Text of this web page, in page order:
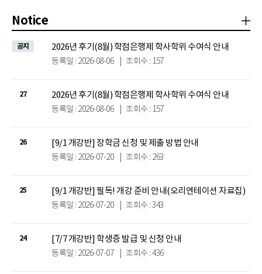
Notice 공
공지 2026년 후기(8월) 학점은행제 학사학위 수여식 안내
등록일 : 2026-08-06 조회수 : 157
27 2026년 후기(8월) 학점은행제 학사학위 수여식 안내
등록일 : 2026-08-06 조회수 : 157
26 [9/1 개강반] 장학금 신청 및 제출 방법 안내
등록일 : 2026-07-20 조회수 : 263
25 [9/1 개강반] 필독! 개강 준비 안내(오리엔테이션 자료집)
등록일 : 2026-07-20 조회수 : 343
24 [7/7 개강반] 학생증 발급 및 신청 안내
등록일 : 2026-07-07 조회수 : 436